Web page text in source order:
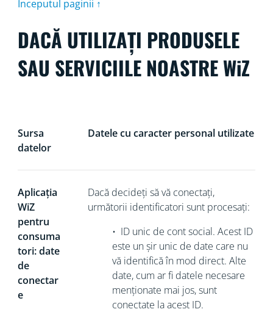
Începutul paginii ↑
DACĂ UTILIZAȚI PRODUSELE
SAU SERVICIILE NOASTRE WiZ
Sursa
datelor
Datele cu caracter personal utilizate
Aplicația
WiZ
pentru
consuma
tori: date
de
conectar
e
Dacă decideți să vă conectați,
următorii identificatori sunt procesați:
• ID unic de cont social. Acest ID
este un șir unic de date care nu
vă identifică în mod direct. Alte
date, cum ar fi datele necesare
menționate mai jos, sunt
conectate la acest ID.